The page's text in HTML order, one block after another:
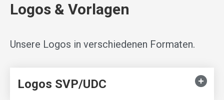
Logos & Vorlagen
Unsere Logos in verschiedenen Formaten.
Logos SVP/UDC